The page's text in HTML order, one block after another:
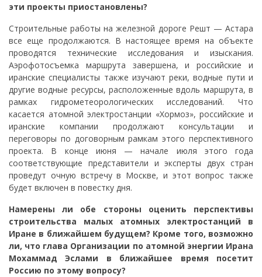
эти проекты приостановлены?
Строительные работы на железной дороге Решт — Астара
все еще продолжаются. В настоящее время на объекте
проводятся технические исследования и изыскания.
Аэрофотосъемка маршрута завершена, и российские и
иранские специалисты также изучают реки, водные пути и
другие водные ресурсы, расположенные вдоль маршрута, в
рамках гидрометеорологических исследований. Что
касается атомной электростанции «Хормоз», российские и
иранские компании продолжают консультации и
переговоры по договорным рамкам этого перспективного
проекта. В конце июня — начале июля этого года
соответствующие представители и эксперты двух стран
проведут очную встречу в Москве, и этот вопрос также
будет включен в повестку дня.
Намерены ли обе стороны оценить перспективы
строительства малых атомных электростанций в
Иране в ближайшем будущем? Кроме того, возможно
ли, что глава Организации по атомной энергии Ирана
Мохаммад Эслами в ближайшее время посетит
Россию по этому вопросу?